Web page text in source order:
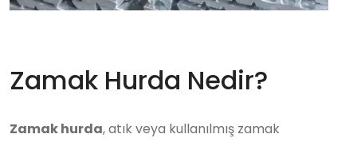
Zamak Hurda Nedir?
Zamak hurda, atık veya kullanılmış zamak